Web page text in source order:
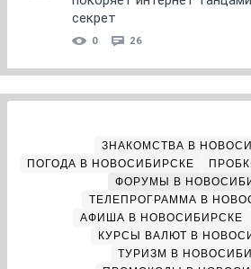
секрет
0 26
ЗНАКОМСТВА В
ПОГОДА В НОВОСИБИРСКЕ
ФОРУМЫ В
ТЕЛЕПРОГРАММА В
АФИША В НОВОСИБИРСКЕ
КУРСЫ ВАЛЮТ В
ТУРИЗМ В